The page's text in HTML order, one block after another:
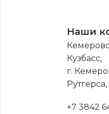
Наши
Кузбасс,
г.
Рутгерса,
+7 3842